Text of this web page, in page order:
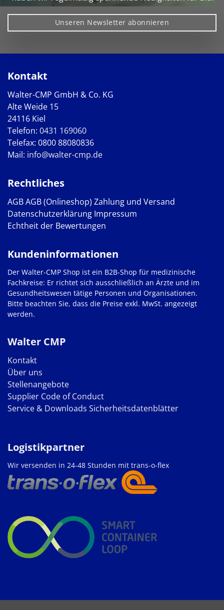
Unseren Newsletter abonnieren
Kontakt
Walter-CMP GmbH & Co. KG
Alte Weide 15
24116 Kiel
Telefon: 0431 169060
Telefax: 0800 88080836
Mail: info@walter-cmp.de
Rechtliches
AGBAGB (Onlineshop) Zahlung und Versand
Datenschutzerklärung Impressum
Echtheit der Bewertungen
Walter CMP
Kontakt
Über uns
Stellenangebote
Supplier Code of Conduct
Service & Downloads Sicherheitsdatenblätter
Kundeninformationen
Der Walter-CMP Shop ist ein B2B-Shop für medizinische
Fachkreise: Er richtet sich ausschließlich an Ärzte und im
Gesundheitswesen tätige Personen und Organisationen.
Bitte beachten Sie, dass die Preise exkl. MwSt. angezeigt
werden.
Logistikpartner
Wir versenden in 24-48 Stunden mit trans-o-flex